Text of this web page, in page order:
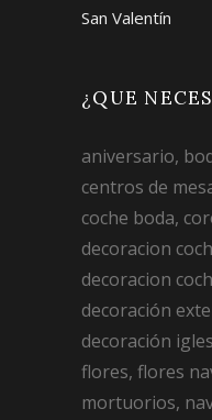
San Valentín
¿QUE
aniversario
centros de
coche boda
decoracion
decoracion
decoración
decoración
flores flores
mortuorios